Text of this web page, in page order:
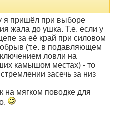
я пришёл при выборе
жала до ушка. Т.е. если у
за её край при силовом
(т.е. в подавляющем
ловли на
камышом местах) - то
засечь за низ
на мягком поводке для